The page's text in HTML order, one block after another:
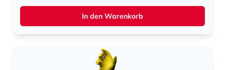
In den Warenkorb